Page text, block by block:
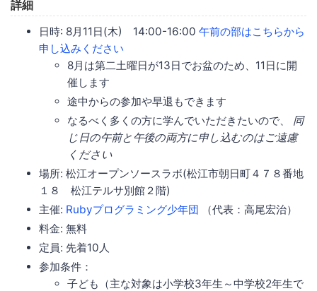
詳細
日時: 8月11日(木) 14:00-16:00 午前の部はこちらから
申し込みください
8月は第二土曜日が13日でお盆のため、11日に開
催します
途中からの参加や早退もできます
なるべく多くの方に学んでいただきたいので、 同
じ日の午前と午後の両方に申し込むのはご遠慮
ください
場所: 松江オープンソースラボ(松江市朝日町４７８番地
１８ 松江テルサ別館２階)
主催: Rubyプログラミング少年団 （代表：高尾宏治）
料金: 無料
定員: 先着10人
参加条件：
子ども（主な対象は小学校3年生～中学校2年生で